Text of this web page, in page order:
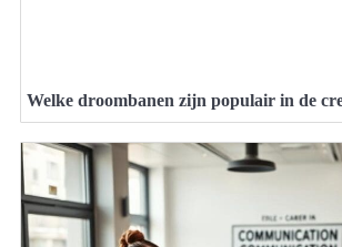
Welke droombanen zijn populair in de